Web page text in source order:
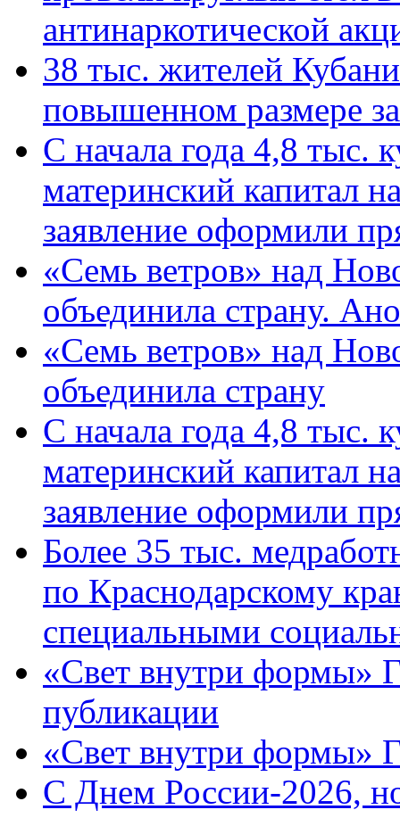
антинаркотической
38 тыс. жителей
повышенном размере
С начала года 4,8 тыс.
материнский капитал
заявление оформили
«Семь ветров» над
объединила страну.
«Семь ветров» над
объединила страну
С начала года 4,8 тыс.
материнский капитал
заявление оформили
Более 35 тыс.
по Краснодарскому
специальными
«Свет внутри формы»
публикации
«Свет внутри формы»
C Днем России-2026,